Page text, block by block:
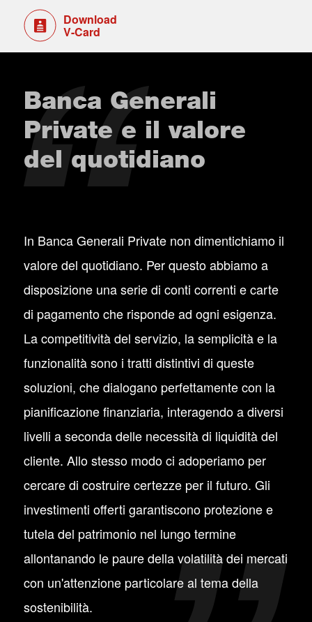
Download
V-Card
Banca Generali
Private e il valore
del quotidiano
In Banca Generali Private non dimentichiamo il
valore del quotidiano. Per questo abbiamo a
disposizione una serie di conti correnti e carte
di pagamento che risponde ad ogni esigenza.
La competitività del servizio, la semplicità e la
funzionalità sono i tratti distintivi di queste
soluzioni, che dialogano perfettamente con la
pianificazione finanziaria, interagendo a diversi
livelli a seconda delle necessità di liquidità del
cliente. Allo stesso modo ci adoperiamo per
cercare di costruire certezze per il futuro. Gli
investimenti offerti garantiscono protezione e
tutela del patrimonio nel lungo termine
allontanando le paure della volatilità dei mercati
con un'attenzione particolare al tema della
sostenibilità.